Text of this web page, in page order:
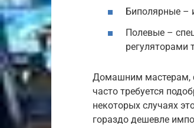
Биполярные –
Полевые –
регуляторами
Домашним мастерам,
часто требуется
некоторых случаях
гораздо дешевле